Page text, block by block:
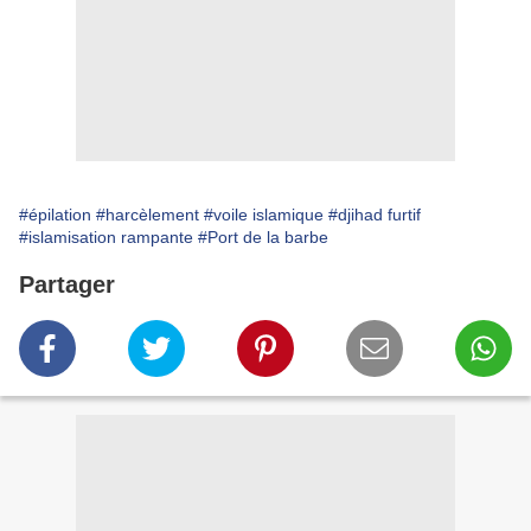
#épilation #harcèlement #voile islamique #djihad furtif
#islamisation rampante #Port de la barbe
Partager